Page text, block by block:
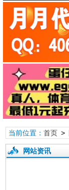
当前位置： 首页 >
网站资讯